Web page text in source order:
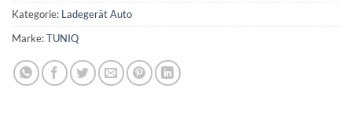
Kategorie: Ladegerät Auto
Marke:TUNIQ